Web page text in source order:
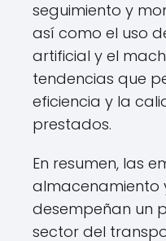
seguimiento y
así como el uso
artificial y el
tendencias que
eficiencia y la
prestados.
En resumen, las
almacenamiento
desempeñan un
sector del